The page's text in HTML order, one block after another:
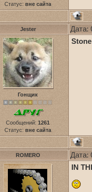
Статус: вне сайта
Jester Дата:
Гонщик
Сообщений: 1261
Статус: вне сайта
ROMERO Дата:
IN